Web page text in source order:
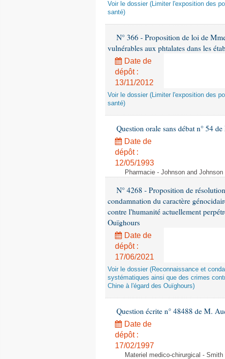
Voir le dossier (Limiter l'exposition des
santé)
N° 366 - Proposition de loi de
vulnérables aux phtalates dans les
Date de
dépôt :
13/11/2012
Voir le dossier (Limiter l'exposition des
santé)
Question orale sans débat n° 54
Date de
dépôt :
12/05/1993
Pharmacie - Johnson and
N° 4268 - Proposition de
condamnation du caractère
contre l'humanité actuellement
Ouïghours
Date de
dépôt :
17/06/2021
Voir le dossier (Reconnaissance et
systématiques ainsi que des crimes
Chine à l'égard des Ouïghours)
Question écrite n° 48488 de M.
Date de
dépôt :
17/02/1997
Materiel medico-chirurgical -